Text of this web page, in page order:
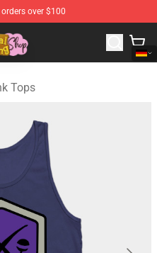
over $100
Animal Crossing
Tops